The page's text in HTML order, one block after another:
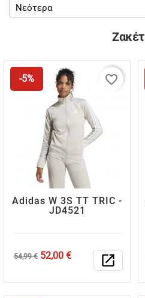
Νεότερα
-5%
Adidas W 3S TT TRIC -
JD4521
Κανονική
54,99 € Τιμή
52,00 € open_in_new
favorite_border